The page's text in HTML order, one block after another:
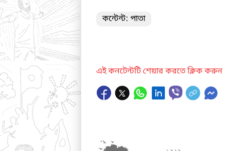
কন্টেন্ট: পাতা
এই কনটেন্টটি শেয়ার করতে ক্লিক করুন